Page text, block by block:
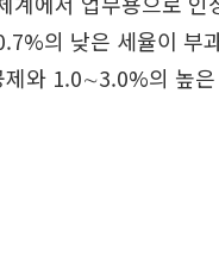
의 낮은 세율이 부
와 1.0∼3.0%의 높